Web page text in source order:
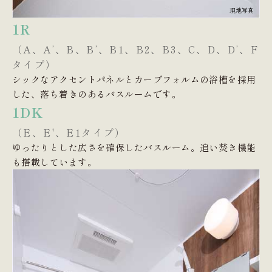
現地写真
1R
（A、Aʼ、B、Bʼ、B1、B2、B3、C、D、Dʼ、F
タイプ）
シックなアクセントパネルとカーブフォルムの浴槽を採用
した、落ち着きのあるバスルームです。
1DK
（E、E'、E1タイプ）
ゆったりとした広さを確保したバスルーム。追い焚き機能
も搭載しています。